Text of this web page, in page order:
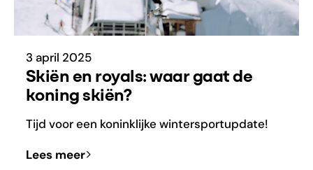
3 april 2025
Skiën en royals: waar gaat de
koning skiën?
Tijd voor een koninklijke wintersportupdate!
Lees meer